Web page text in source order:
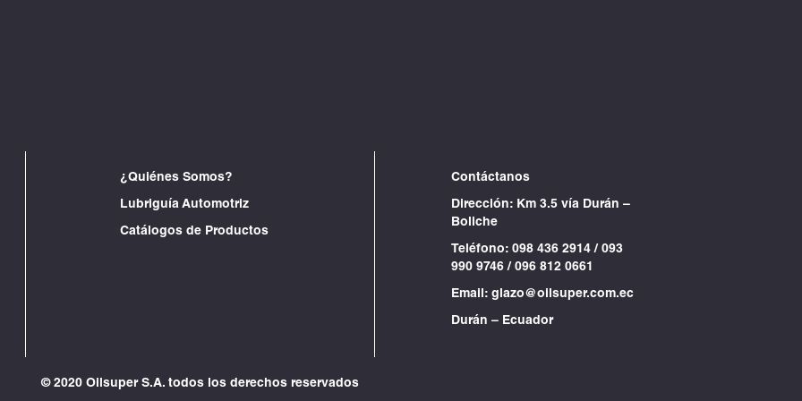
¿Quiénes Somos?
Lubriguía Automotriz
Catálogos de Productos
Contáctanos
Dirección: Km 3.5 vía Durán –
Boliche
Teléfono:098 436 2914 /093
990 9746 /096 812 0661
Email:glazo@oilsuper.com.ec
Durán – Ecuador
© 2020 Oilsuper S.A. todos los derechos reservados